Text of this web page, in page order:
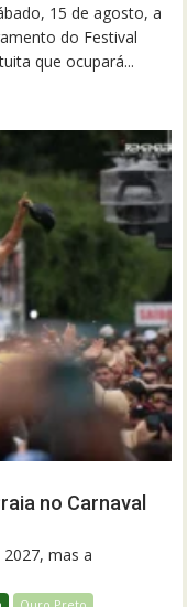
15 de agosto, a
do Festival
que ocupará...
no Carnaval
mas a